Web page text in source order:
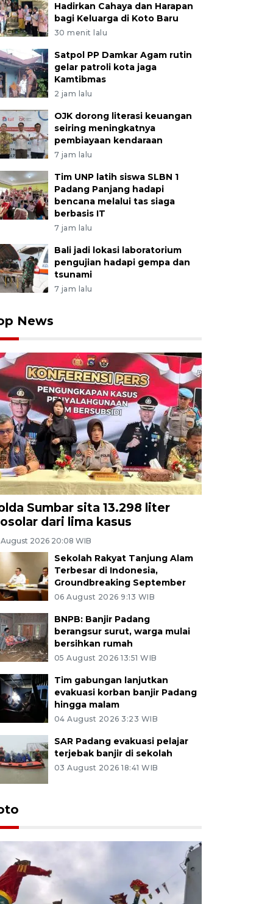
Hadirkan Cahaya dan Harapan
bagi Keluarga di Koto Baru
30 menit lalu
Satpol PP Damkar Agam rutin
gelar patroli kota jaga
Kamtibmas
2 jam lalu
OJK dorong literasi keuangan
seiring meningkatnya
pembiayaan kendaraan
7 jam lalu
Tim UNP latih siswa SLBN 1
Padang Panjang hadapi
bencana melalui tas siaga
berbasis IT
7 jam lalu
Bali jadi lokasi laboratorium
pengujian hadapi gempa dan
tsunami
7 jam lalu
News
Sumbar sita 13.298 liter
dari lima kasus
2026 20:08 WIB
Sekolah Rakyat Tanjung Alam
Terbesar di Indonesia,
Groundbreaking September
06 August 2026 9:13 WIB
BNPB: Banjir Padang
berangsur surut, warga mulai
bersihkan rumah
05 August 2026 13:51 WIB
Tim gabungan lanjutkan
evakuasi korban banjir Padang
hingga malam
04 August 2026 3:23 WIB
SAR Padang evakuasi pelajar
terjebak banjir di sekolah
03 August 2026 18:41 WIB